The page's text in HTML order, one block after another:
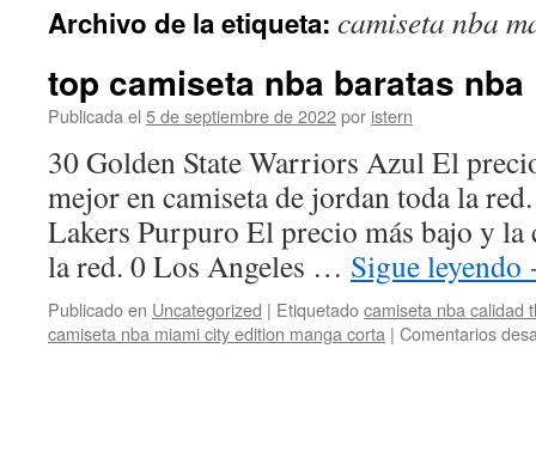
contenido
Archivo de la etiqueta: camiseta nba
top camiseta nba baratas nba
Publicada el 5 de septiembre de 2022por istern
30 Golden State Warriors Azul El
mejor en camiseta de jordan toda la
Lakers Purpuro El precio más bajo y la
la red. 0 Los Angeles … Sigue leyendo
Publicado en Uncategorized | Etiquetadocamiseta nba calidad
camiseta nba miami city edition manga corta | Comentarios